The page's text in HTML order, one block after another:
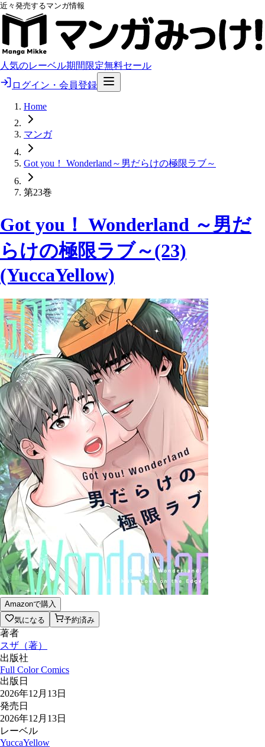
近々発売するマンガ情報
人気のレーベル期間限定無料セール
ログイン・会員登録
Home
マンガ
Got you！ Wonderland～男だらけの極限ラブ～
第23巻
Got you！ Wonderland ～男だ
らけの極限ラブ～(23)
(YuccaYellow)
Amazonで購入
気になる
予約済み
著者
スザ （著）
出版社
Full Color Comics
出版日
2026年12月13日
発売日
2026年12月13日
レーベル
YuccaYellow